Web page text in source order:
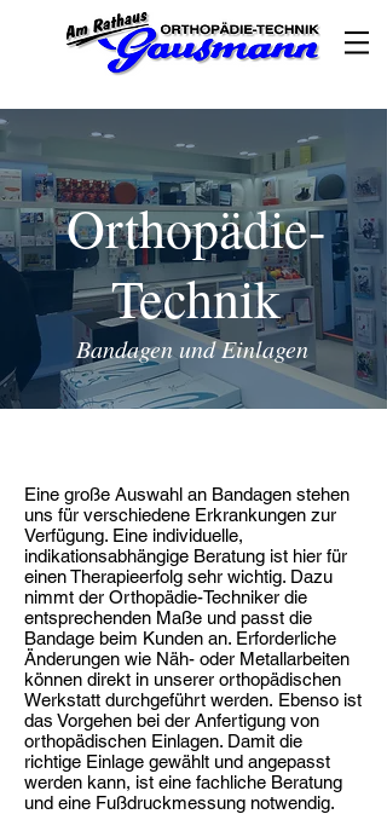
Orthopädie-
Technik
Bandagen und Einlagen
Eine große Auswahl an Bandagen stehen
uns für verschiedene Erkrankungen zur
Verfügung. Eine individuelle,
indikationsabhängige Beratung ist hier für
einen Therapieerfolg sehr wichtig. Dazu
nimmt der Orthopädie-Techniker die
entsprechenden Maße und passt die
Bandage beim Kunden an. Erforderliche
Änderungen wie Näh- oder Metallarbeiten
können direkt in unserer orthopädischen
Werkstatt durchgeführt werden. Ebenso ist
das Vorgehen bei der Anfertigung von
orthopädischen Einlagen. Damit die
richtige Einlage gewählt und angepasst
werden kann, ist eine fachliche Beratung
und eine Fußdruckmessung notwendig.